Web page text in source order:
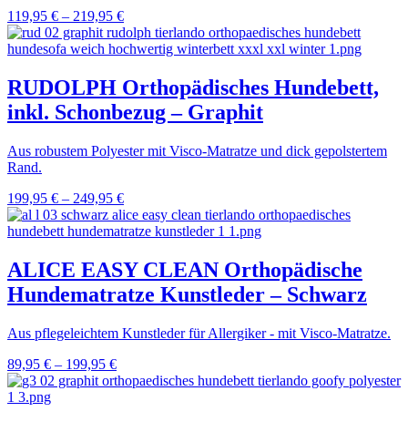
119,95 € – 219,95 €
RUDOLPH Orthopädisches Hundebett,
inkl. Schonbezug – Graphit
Aus robustem Polyester mit Visco-Matratze und dick gepolstertem
Rand.
199,95 € – 249,95 €
ALICE EASY CLEAN Orthopädische
Hundematratze Kunstleder – Schwarz
Aus pflegeleichtem Kunstleder für Allergiker - mit Visco-Matratze.
89,95 € – 199,95 €